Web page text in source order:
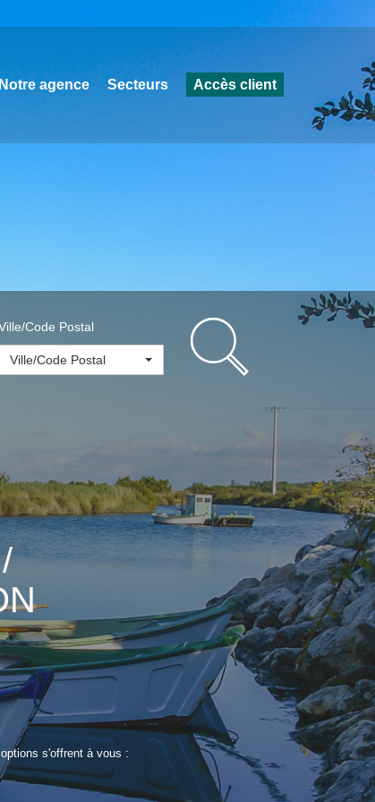
Notre agence Secteurs Accès client
Code Postal
Ville/Code Postal
s'offrent à vous :